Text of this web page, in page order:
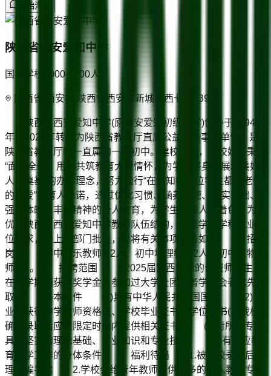
开始沟通
陕西省西安爱知中学
国有学校 1000-2000人
陕西省/西安市 陕西省西安市新城区西七路239号
陕西省西安爱知中学(原西安爱知初级中学)创办于1994
年，2022年转制为陕西省教育厅直属公益一类事业单位，是
陕西省教育厅唯一直属的一所初中。建校以来，学校始终秉持
“面向全体，用心共筑教育大爱情怀，为学生终身发展和美好
人生奠基”的办学理念，努力践行“在爱知每一位学生都是老师
的挚爱”的育人承诺，通过优化习惯、涵养品德、夯实基础、
强健体魄、丰盈精神的全人教育，为学生幸福人生着色。为了
优化陕西省西安爱知中学教师队伍结构，根据学校学科就业岗
位需求，经上级部门批准，现将有关事项公告如下： 招聘
岗位 初中音乐教师1-2人、初中地理教师2人、初中生物教
师1人。 招聘范围 1.2025届陕西生源的公费师范生 2.
在大学期间获得奖学金、参加过大学社团或者学生会者优先录
取。 基本条件 (1)具有中华人民共和国国籍; (2)毕
业后获得中学教师资格证、学校毕业证书、学位证书(被我校
确定录取后应在限定时间内提供相关证书); (3)对所学专业
具有坚实的理论基础、专业知识和专业技能; (4)有适应教
育教学工作的身体条件。 福利待遇 1.被学校录取后办
理入编手续 2.学校会给青年教师提供更多的个人教师专业